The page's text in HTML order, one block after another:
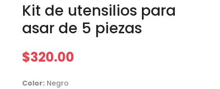
Kit de utensilios para
asar de 5 piezas
$320.00
Color:Negro